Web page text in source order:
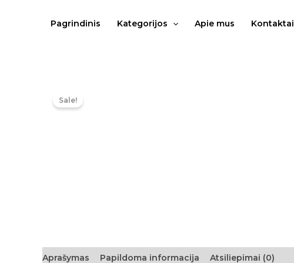
Pagrindinis Kategorijos Apie mus Kontaktai
Sale!
Aprašymas Papildoma informacija Atsiliepimai (0)